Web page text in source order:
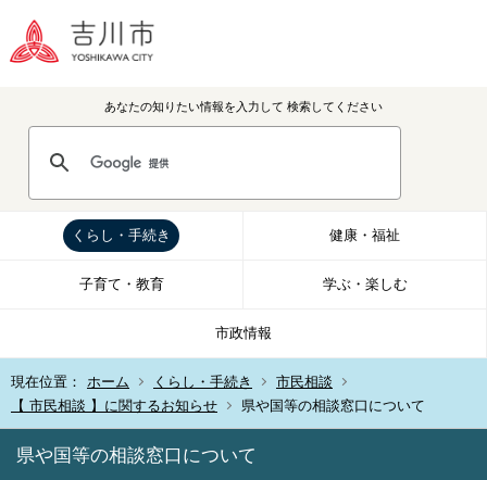
あなたの知りたい情報を入力して 検索してください
くらし・手続き 健康・福祉
子育て・教育 学ぶ・楽しむ
市政情報
現在位置： ホーム くらし・手続き
市民相談
【 市民相談 】に関するお知らせ
県や国等の相談窓口について
県や国等の相談窓口について